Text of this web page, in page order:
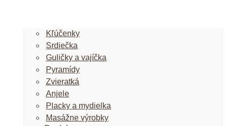
Kľúčenky
Srdiečka
Guličky a vajíčka
Pyramídy
Zvieratká
Anjele
Placky a mydielka
Masážne výrobky